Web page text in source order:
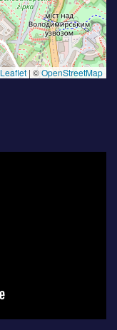
Leaflet | ©OpenStreetMap